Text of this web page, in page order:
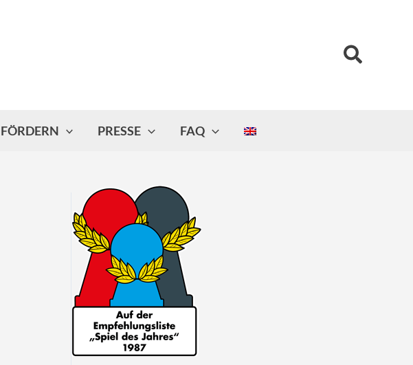
Suchen
PRESSE FAQ